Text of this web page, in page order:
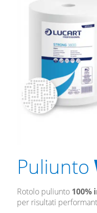
Puliunto
Rotolo puliunto 100%
per risultati